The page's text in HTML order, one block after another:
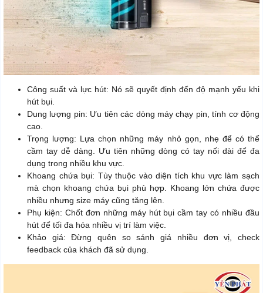
Công suất và lực hút: Nó sẽ quyết định đến độ mạnh yếu khi
hút bụi.
Dung lượng pin: Ưu tiên các dòng máy chạy pin, tính cơ động
cao.
Trọng lượng: Lựa chọn những máy nhỏ gọn, nhẹ để có thể
cầm tay dễ dàng. Ưu tiên những dòng có tay nối dài để đa
dụng trong nhiều khu vực.
Khoang chứa bụi: Tùy thuộc vào diện tích khu vực làm sạch
mà chọn khoang chứa bụi phù hợp. Khoang lớn chứa được
nhiều nhưng size máy cũng tăng lên.
Phụ kiện: Chốt đơn những máy hút bụi cầm tay có nhiều đầu
hút để tối đa hóa nhiều vị trí làm việc.
Khảo giá: Đừng quên so sánh giá nhiều đơn vị, check
feedback của khách đã sử dụng.